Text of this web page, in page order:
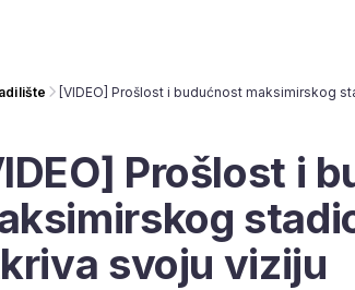
Prošlost i
svoju viziju